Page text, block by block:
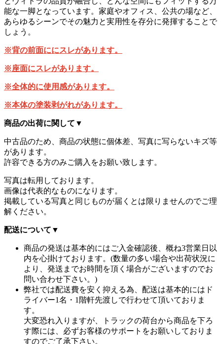
能な一脚となっています。家庭やオフィス、公共の場など、
あらゆるシーンでその魅力と実用性を存分に発揮することで
しょう。
※背の前面ににスレがあります。
※座面にスレがあります。
※全体的に使用感があります。
※本体の塗装剥がれがあります。
商品の出荷に関して ▼
中古品のため、商品の状態に個体差、写真に写らないキズ等
があります。
許容できる方のみご購入をお願い致します。
写真は転用しております。
画像は代表的なものになります。
掲載している写真と同じものが届くとは限りませんのでご理
解ください。
配送について ▼
商品の発送は基本的にはご入金確認後、概ね3営業日以
内を心掛けております。(数量の多い場合や出荷状況に
より、発送までお時間を頂く場合がございますのでお
問い合わせ下さい。)
弊社では配送費を安く抑える為、配送は基本的にはド
ライバー1名・1階軒先渡しで行わせて頂いておりま
す。
大変恐れ入りますが、トラックの荷台から商品を下ろ
す際には、必ずお客様のサポートをお願いしておりま
すのでご了承下さい。